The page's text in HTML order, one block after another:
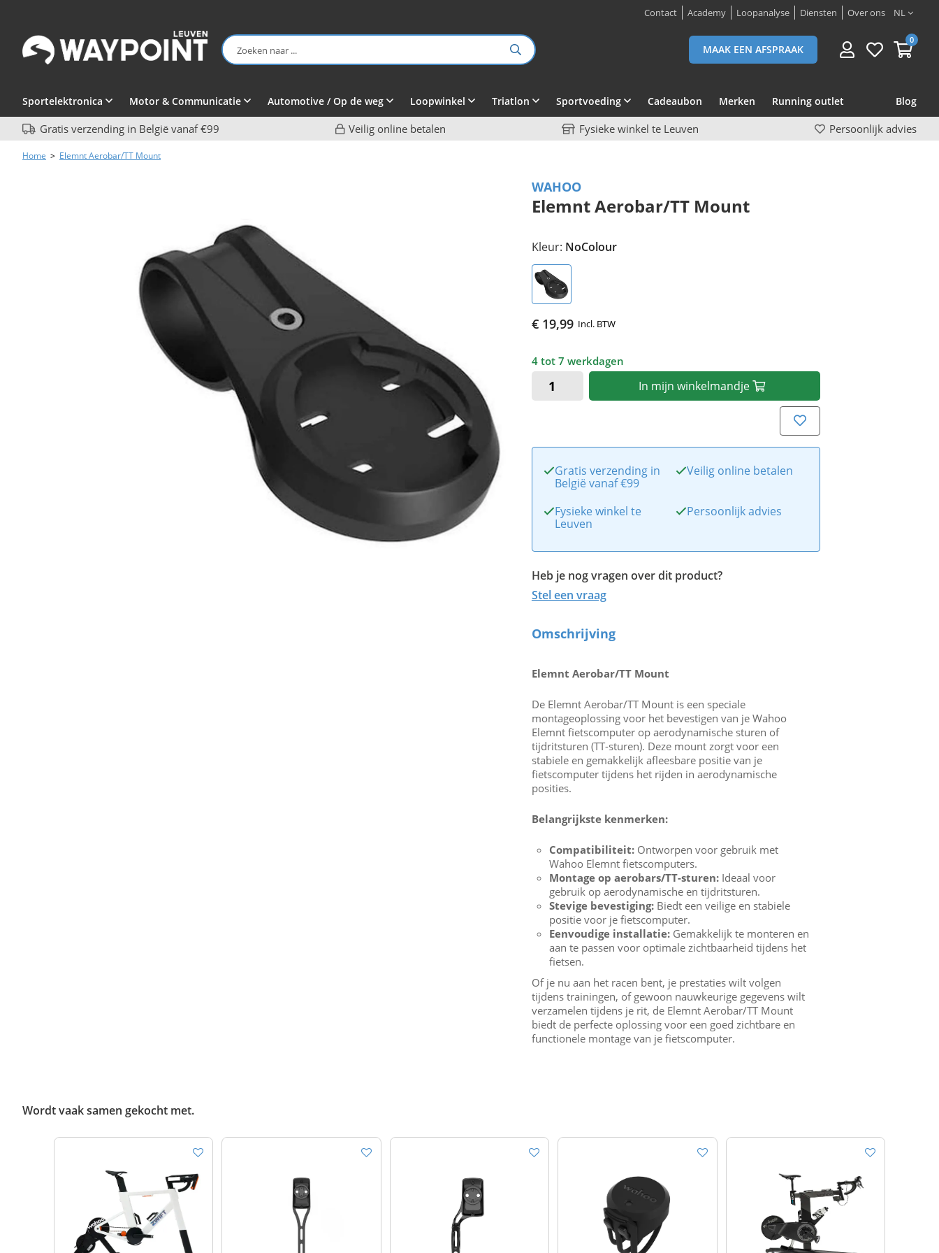
Contact Academy Loopanalyse Diensten Over ons NL
MAAK EEN AFSPRAAK
0
Sportelektronica Motor & Communicatie Automotive / Op de weg Loopwinkel Triatlon Sportvoeding Cadeaubon Merken Running outlet Blog
Gratis verzending in België vanaf €99 Veilig online betalen Fysieke winkel te Leuven Persoonlijk advies
Home > Elemnt Aerobar/TT Mount
WAHOO
Elemnt Aerobar/TT Mount
Kleur: NoColour
€ 19,99 Incl. BTW
4 tot 7 werkdagen
In mijn winkelmandje
Gratis verzending in
België vanaf €99
Veilig online betalen
Fysieke winkel te
Leuven
Persoonlijk advies
Heb je nog vragen over dit product?
Stel een vraag
Omschrijving
Elemnt Aerobar/TT Mount
De Elemnt Aerobar/TT Mount is een speciale
montageoplossing voor het bevestigen van je Wahoo
Elemnt fietscomputer op aerodynamische sturen of
tijdritsturen (TT-sturen). Deze mount zorgt voor een
stabiele en gemakkelijk afleesbare positie van je
fietscomputer tijdens het rijden in aerodynamische
posities.
Belangrijkste kenmerken:
Compatibiliteit:Ontworpen voor gebruik met
Wahoo Elemnt fietscomputers.
Montage op aerobars/TT-sturen:Ideaal voor
gebruik op aerodynamische en tijdritsturen.
Stevige bevestiging:Biedt een veilige en stabiele
positie voor je fietscomputer.
Eenvoudige installatie:Gemakkelijk te monteren en
aan te passen voor optimale zichtbaarheid tijdens het
fietsen.
Of je nu aan het racen bent, je prestaties wilt volgen
tijdens trainingen, of gewoon nauwkeurige gegevens wilt
verzamelen tijdens je rit, de Elemnt Aerobar/TT Mount
biedt de perfecte oplossing voor een goed zichtbare en
functionele montage van je fietscomputer.
Wordt vaak samen gekocht met.